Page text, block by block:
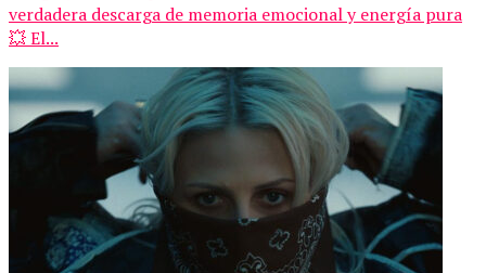
verdadera descarga de memoria emocional y energía pura
💥 El...